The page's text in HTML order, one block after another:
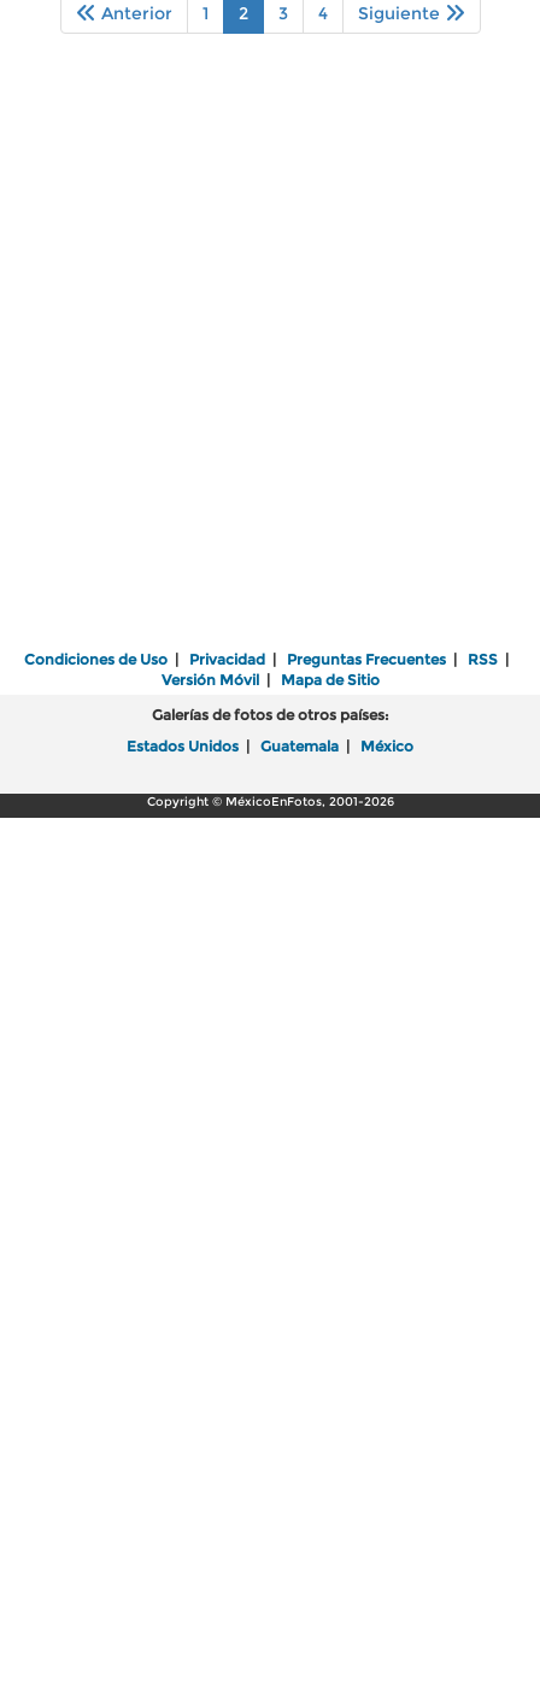
Anterior 1 2 3 4 Siguiente
Condiciones de Uso | Privacidad | Preguntas Frecuentes | RSS |
Versión Móvil| Mapa de Sitio
Galerías de fotos de otros países:
Estados Unidos | Guatemala | México
Copyright © MéxicoEnFotos, 2001-2026